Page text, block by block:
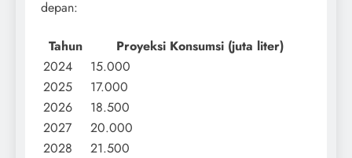
depan:
Tahun
Proyeksi Konsumsi (juta liter)
2024
15.000
2025
17.000
2026
18.500
2027
20.000
2028
21.500